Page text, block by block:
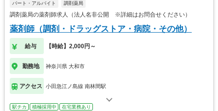
パート・アルバイト 調剤薬局
調剤薬局の薬剤師求人（法人名非公開 ※詳細はお問合せください）
薬剤師（調剤・ドラッグストア・病院・その他）
給与 【時給】2,000円～
勤務地 神奈川県 大和市
アクセス 小田急江ノ島線 南林間駅
駅チカ 積極採用中 在宅業務あり